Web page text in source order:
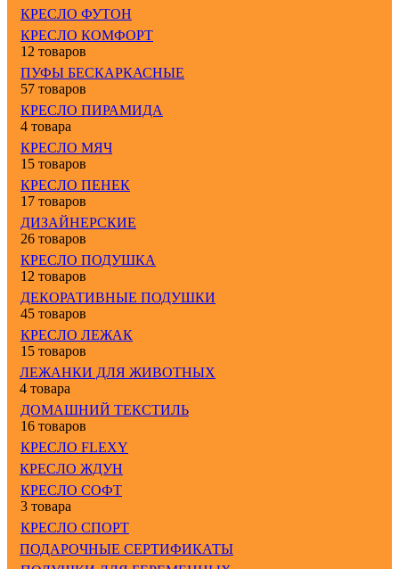
КРЕСЛО ФУТОН
КРЕСЛО КОМФОРТ
12 товаров
ПУФЫ БЕСКАРКАСНЫЕ
57 товаров
КРЕСЛО ПИРАМИДА
4 товара
КРЕСЛО МЯЧ
15 товаров
КРЕСЛО ПЕНЕК
17 товаров
ДИЗАЙНЕРСКИЕ
26 товаров
КРЕСЛО ПОДУШКА
12 товаров
ДЕКОРАТИВНЫЕ ПОДУШКИ
45 товаров
КРЕСЛО ЛЕЖАК
15 товаров
ЛЕЖАНКИ ДЛЯ ЖИВОТНЫХ
4 товара
ДОМАШНИЙ ТЕКСТИЛЬ
16 товаров
КРЕСЛО FLEXY
КРЕСЛО ЖДУН
КРЕСЛО СОФТ
3 товара
КРЕСЛО СПОРТ
ПОДАРОЧНЫЕ СЕРТИФИКАТЫ